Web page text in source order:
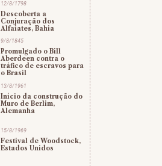
12/8/1798
Descoberta a
Conjuração dos
Alfaiates, Bahia
9/8/1845
Promulgado o Bill
Aberdeen contra o
tráfico de escravos para
o Brasil
13/8/1961
Início da construção do
Muro de Berlim,
Alemanha
15/8/1969
Festival de Woodstock,
Estados Unidos